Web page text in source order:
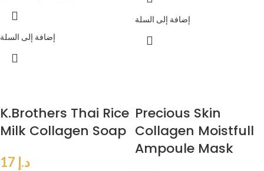
إضافة إلى السلة
إضافة إلى السلة
K.Brothers Thai Rice
Milk Collagen Soap
د.إ
Precious Skin
Collagen Moistfull
Ampoule Mask